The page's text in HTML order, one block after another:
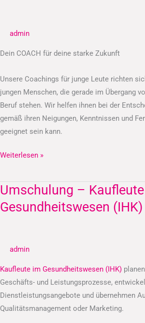
admin
Dein COACH für deine starke Zukunft
Unsere Coachings für junge Leute richten
jungen Menschen, die gerade im Übergang
Beruf stehen. Wir helfen ihnen bei der
gemäß ihren Neigungen, Kenntnissen und
geeignet sein kann.
Leute
Weiterlesen »
Umschulung –
Gesundheitswesen (IHK)
admin
Kaufleute im Gesundheitswesen (IHK)
Geschäfts- und Leistungsprozesse,
Dienstleistungsangebote und übernehmen
Qualitätsmanagement oder Marketing.
Umschulung
–
Kaufleute
(IHK)